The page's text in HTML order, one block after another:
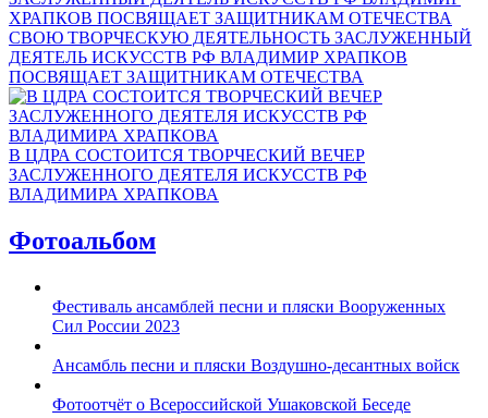
СВОЮ ТВОРЧЕСКУЮ ДЕЯТЕЛЬНОСТЬ ЗАСЛУЖЕННЫЙ
ДЕЯТЕЛЬ ИСКУССТВ РФ ВЛАДИМИР ХРАПКОВ
ПОСВЯЩАЕТ ЗАЩИТНИКАМ ОТЕЧЕСТВА
В ЦДРА СОСТОИТСЯ ТВОРЧЕСКИЙ ВЕЧЕР
ЗАСЛУЖЕННОГО ДЕЯТЕЛЯ ИСКУССТВ РФ
ВЛАДИМИРА ХРАПКОВА
Фотоальбом
Фестиваль ансамблей песни и пляски Вооруженных
Сил России 2023
Ансамбль песни и пляски Воздушно-десантных войск
Фотоотчёт о Всероссийской Ушаковской Беседе